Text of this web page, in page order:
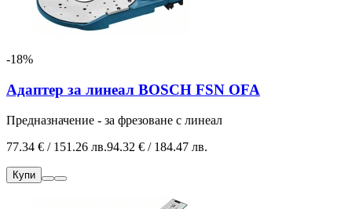
-18%
Адаптер за линеал BOSCH FSN OFA
Предназначение - за фрезоване с линеал
77.34 € / 151.26 лв.94.32 € / 184.47 лв.
Купи